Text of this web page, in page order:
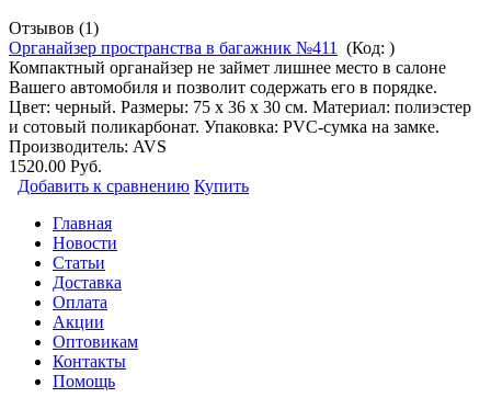
Отзывов (1)
Органайзер пространства в багажник №411
(Код: )
Компактный органайзер не займет лишнее место в салоне
Вашего автомобиля и позволит содержать его в порядке.
Цвет: черный. Размеры: 75 х 36 х 30 см. Материал: полиэстер
и сотовый поликарбонат. Упаковка: PVC-сумка на замке.
Производитель: AVS
1520.00 Руб.
Добавить к сравнению Купить
Главная
Новости
Статьи
Доставка
Оплата
Акции
Оптовикам
Контакты
Помощь